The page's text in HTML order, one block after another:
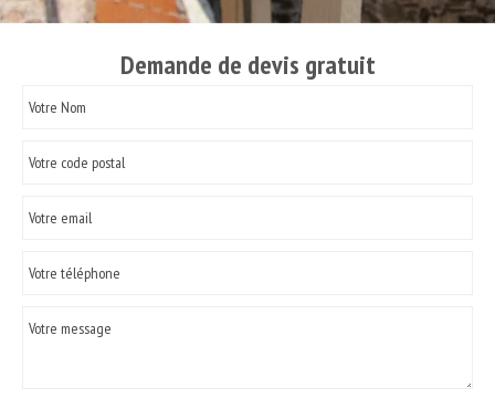
Demande de devis gratuit